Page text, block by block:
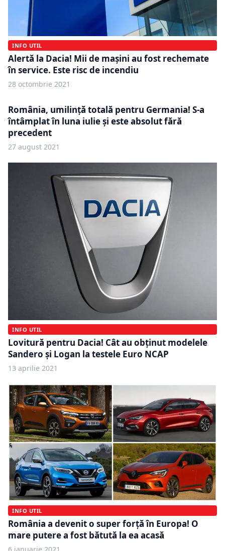
INFO UTIL
Alertă la Dacia! Mii de maşini au fost rechemate
în service. Este risc de incendiu
28 octombrie 2021
România, umilință totală pentru Germania! S-a
întâmplat în luna iulie și este absolut fără
precedent
27 august 2021
INFO UTIL
Lovitură pentru Dacia! Cât au obținut modelele
Sandero și Logan la testele Euro NCAP
13 aprilie 2021
INFO UTIL
România a devenit o super forță în Europa! O
mare putere a fost bătută la ea acasă